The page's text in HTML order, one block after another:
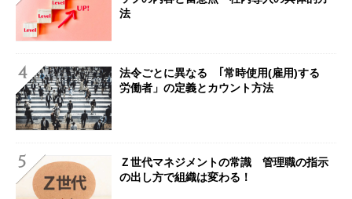
法
法令ごとに異なる ｢常時使用(雇用)する
労働者」の定義とカウント方法
Ｚ世代マネジメントの常識 管理職の指示
の出し方で組織は変わる！